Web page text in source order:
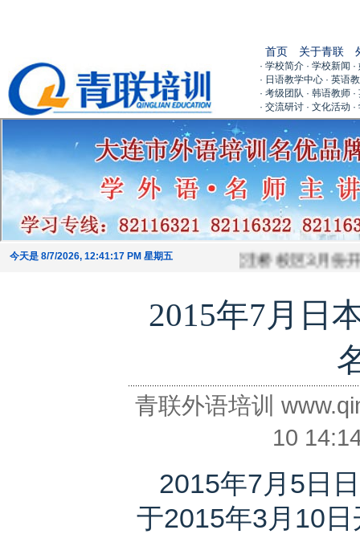
首页 关于青联
· 学校简介 · 学校新闻
· 日语教学中心 · 英语
· 考级团队 · 韩语教师
· 交流研讨 · 文化活动
今天是 8/7/2026, 12:41:17 PM 星期五
3月份开课(2016-07-29 ) 青泥洼桥校区3月份开课 (
2015年7月日
青联外语培训
10
2015年7月5日
于2015年3月10